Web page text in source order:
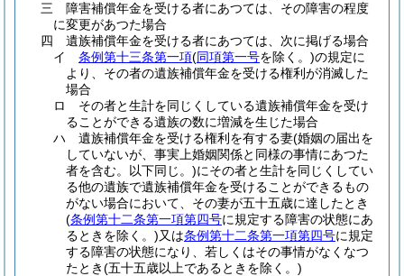
三
障害補償年金を受ける者にあつては、その障害の程度
に変更があつた場合
四
遺族補償年金を受ける者にあつては、次に掲げる場合
イ
条例第十三条第一項(同項第一号を除く。)の規定に
より、その者の遺族補償年金を受ける権利が消滅した
場合
ロ
その者と生計を同じくしている遺族補償年金を受け
ることができる遺族の数に増減を生じた場合
ハ
遺族補償年金を受ける権利を有する妻(婚姻の届出を
していないが、事実上婚姻関係と同様の事情にあつた
者を含む。以下同じ。)にその者と生計を同じくしてい
る他の遺族で遺族補償年金を受けることができるもの
がない場合において、その妻が五十五歳に達したとき
(条例第十二条第一項第四号に規定する障害の状態にあ
るときを除く。)又は条例第十二条第一項第四号に規定
する障害の状態になり、若しくはその事情がなくなつ
たとき(五十五歳以上であるときを除く。)